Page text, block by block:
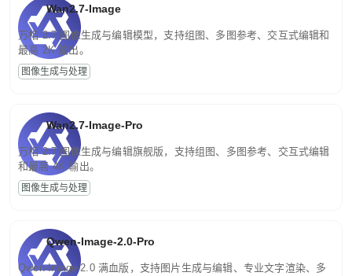
Wan2.7-Image
万相 2.7 图像生成与编辑模型，支持组图、多图参考、交互式编辑和
最高 2K 输出。
图像生成与处理
Wan2.7-Image-Pro
万相 2.7 图像生成与编辑旗舰版，支持组图、多图参考、交互式编辑
和最高 4K 输出。
图像生成与处理
Qwen-Image-2.0-Pro
Qwen-Image-2.0 满血版，支持图片生成与编辑、专业文字渲染、多